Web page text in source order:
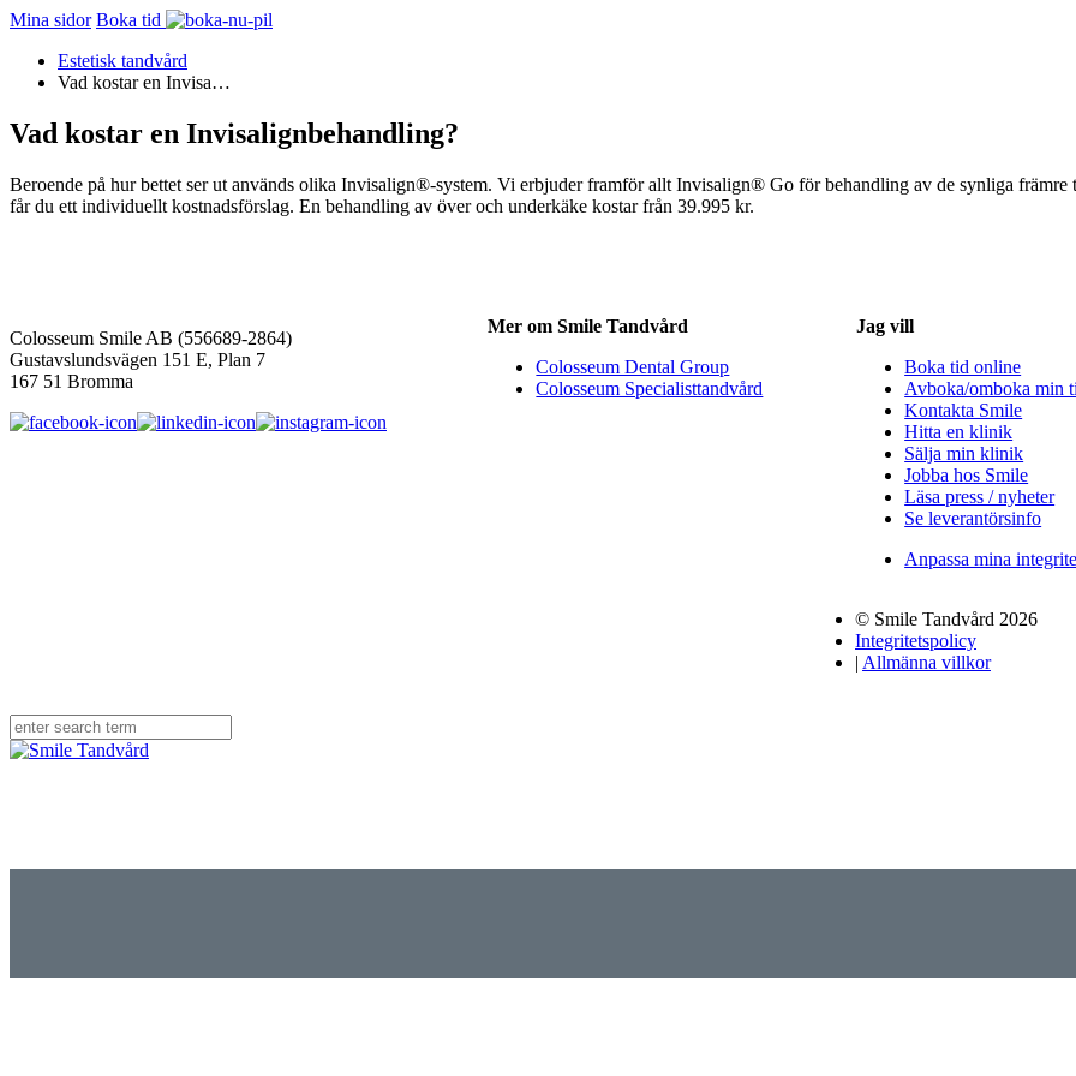
Mina sidor Boka tid
Estetisk tandvård
Vad kostar en Invisa…
Vad kostar en Invisalignbehandling?
Beroende på hur bettet ser ut används olika Invisalign®-system. Vi erbjuder framför allt Invisalign® Go för behandling av de synliga
får du ett individuellt kostnadsförslag. En behandling av över och underkäke kostar från 39.995 kr.
Colosseum Smile AB (556689-2864)
Gustavslundsvägen 151 E, Plan 7
167 51 Bromma
Mer om Smile Tandvård
Colosseum Dental Group
Colosseum Specialisttandvård
Jag vill
Boka tid online
Avboka/omboka min
Kontakta Smile
Hitta en klinik
Sälja min klinik
Jobba hos Smile
Läsa press / nyheter
Se leverantörsinfo
Anpassa mina
© Smile Tandvård 2026
Integritetspolicy
| Allmänna villkor